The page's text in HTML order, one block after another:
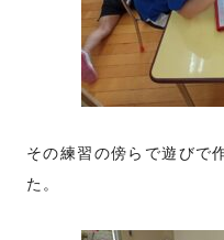
その練習の傍らで遊びで
た。